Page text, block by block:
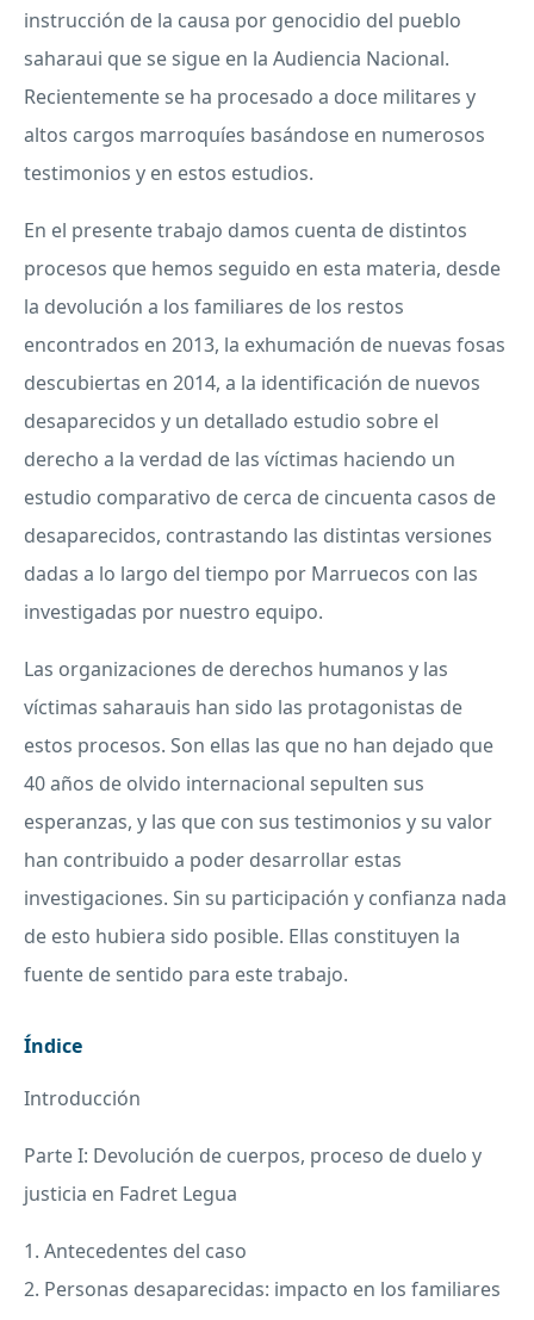
instrucción de la causa por genocidio del pueblo
saharaui que se sigue en la Audiencia Nacional.
Recientemente se ha procesado a doce militares y
altos cargos marroquíes basándose en numerosos
testimonios y en estos estudios.
En el presente trabajo damos cuenta de distintos
procesos que hemos seguido en esta materia, desde
la devolución a los familiares de los restos
encontrados en 2013, la exhumación de nuevas fosas
descubiertas en 2014, a la identificación de nuevos
desaparecidos y un detallado estudio sobre el
derecho a la verdad de las víctimas haciendo un
estudio comparativo de cerca de cincuenta casos de
desaparecidos, contrastando las distintas versiones
dadas a lo largo del tiempo por Marruecos con las
investigadas por nuestro equipo.
Las organizaciones de derechos humanos y las
víctimas saharauis han sido las protagonistas de
estos procesos. Son ellas las que no han dejado que
40 años de olvido internacional sepulten sus
esperanzas, y las que con sus testimonios y su valor
han contribuido a poder desarrollar estas
investigaciones. Sin su participación y confianza nada
de esto hubiera sido posible. Ellas constituyen la
fuente de sentido para este trabajo.
Índice
Introducción
Parte I: Devolución de cuerpos, proceso de duelo y
justicia en Fadret Legua
1. Antecedentes del caso
2. Personas desaparecidas: impacto en los familiares